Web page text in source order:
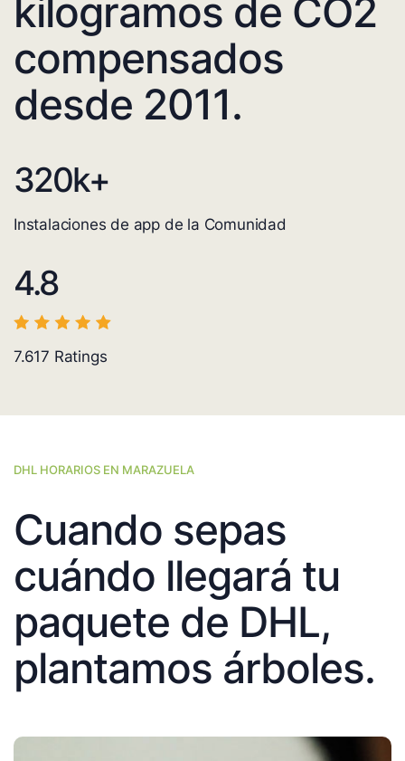
kilogramos de CO2
compensados
desde 2011.
320k+
Instalaciones de app de la Comunidad
4.8
7.617 Ratings
DHL HORARIOS EN MARAZUELA
Cuando sepas
cuándo llegará tu
paquete de DHL,
plantamos árboles.